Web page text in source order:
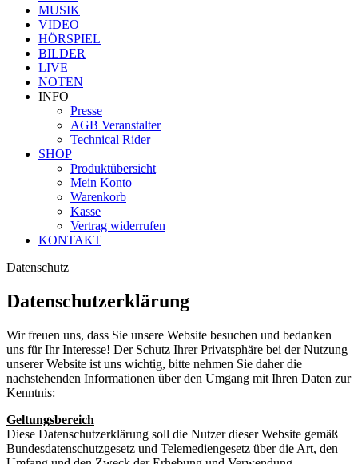
MUSIK
VIDEO
HÖRSPIEL
BILDER
LIVE
NOTEN
INFO
Presse
AGB Veranstalter
Technical Rider
SHOP
Produktübersicht
Mein Konto
Warenkorb
Kasse
Vertrag widerrufen
KONTAKT
Datenschutz
Datenschutzerklärung
Wir freuen uns, dass Sie unsere Website besuchen und bedanken
uns für Ihr Interesse! Der Schutz Ihrer Privatsphäre bei der Nutzung
unserer Website ist uns wichtig, bitte nehmen Sie daher die
nachstehenden Informationen über den Umgang mit Ihren Daten zur
Kenntnis:
Geltungsbereich
Diese Datenschutzerklärung soll die Nutzer dieser Website gemäß
Bundesdatenschutzgesetz und Telemediengesetz über die Art, den